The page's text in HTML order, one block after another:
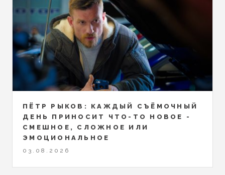
ПЁТР РЫКОВ: КАЖДЫЙ СЪЁМОЧНЫЙ
ДЕНЬ ПРИНОСИТ ЧТО-ТО НОВОЕ -
СМЕШНОЕ, СЛОЖНОЕ ИЛИ
ЭМОЦИОНАЛЬНОЕ
03.08.2026